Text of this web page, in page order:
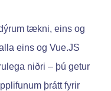
tækni, eins og
eins og Vue.JS
niðri – þú getur
þrátt fyrir